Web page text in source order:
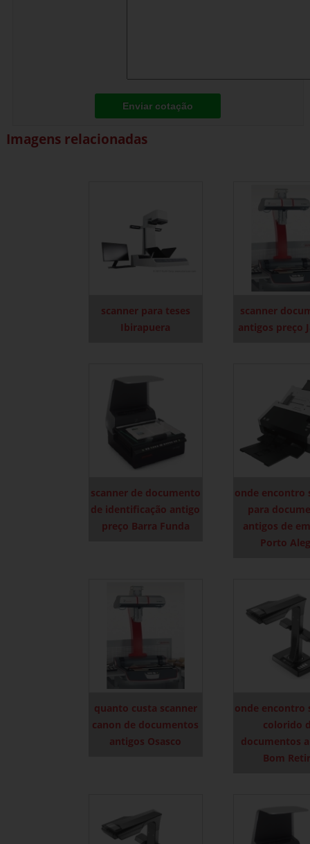
Enviar cotação
Imagens relacionadas
scanner para teses
Ibirapuera
scanner
antigos preço
scanner de documento
de identificação antigo
preço Barra Funda
onde encontro
para
antigos de
Porto
quanto custa scanner
canon de documentos
antigos Osasco
onde encontro
colorido
documentos
Bom